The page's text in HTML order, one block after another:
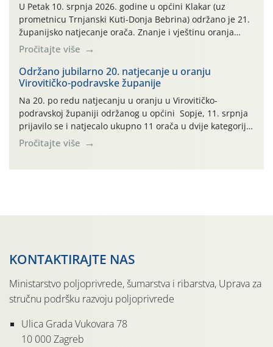
U Petak 10. srpnja 2026. godine u općini Klakar (uz
prometnicu Trnjanski Kuti-Donja Bebrina) održano je 21.
županijsko natjecanje orača. Znanje i vještinu oranja
odmjerili su 3 natjecatelja u kategoriji plugova ravnjaka i
7 natjecatelja u kategoriji plugova premetnjaka.
Okupljenima su se obratili Željko Kucjenić voditelj
područne službe za stručnu podršku Slavonski Brod,
Tomislav Pendić […]
Pročitajte više
Održano jubilarno 20. natjecanje u oranju
Virovitičko-podravske županije
Na 20. po redu natjecanju u oranju u Virovitičko-
podravskoj županiji održanog u općini Sopje, 11. srpnja
prijavilo se i natjecalo ukupno 11 orača u dvije kategorije:
plugovi premetnjaci sa prijavljena 5 natjecatelja i
plugovi ravnjaci sa prijavljena 6 natjecatelja. Radni dio
Pročitajte više
KONTAKTIRAJTE NAS
Ministarstvo poljoprivrede, šumarstva i ribarstva, Uprava za
stručnu podršku razvoju poljoprivrede
Ulica Grada Vukovara 78
10 000 Zagreb